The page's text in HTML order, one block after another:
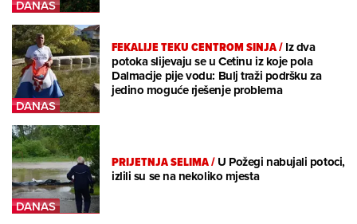
FEKALIJE TEKU CENTROM SINJA/Iz dva
potoka slijevaju se u Cetinu iz koje pola
Dalmacije pije vodu: Bulj traži podršku za
jedino moguće rješenje problema
PRIJETNJA SELIMA/U Požegi nabujali potoci,
izlili su se na nekoliko mjesta